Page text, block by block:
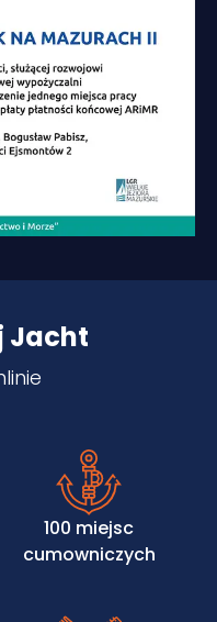
Jacht
100 miejsc
cumowniczych